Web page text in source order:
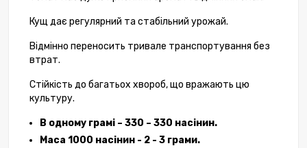
Кущ дає регулярний та стабільний урожай.
Відмінно переносить тривале транспортування без
втрат.
Стійкість до багатьох хвороб, що вражають цю
культуру.
В одному грамі – 330 – 330 насінин.
Маса 1000 насінин - 2 - 3 грами.